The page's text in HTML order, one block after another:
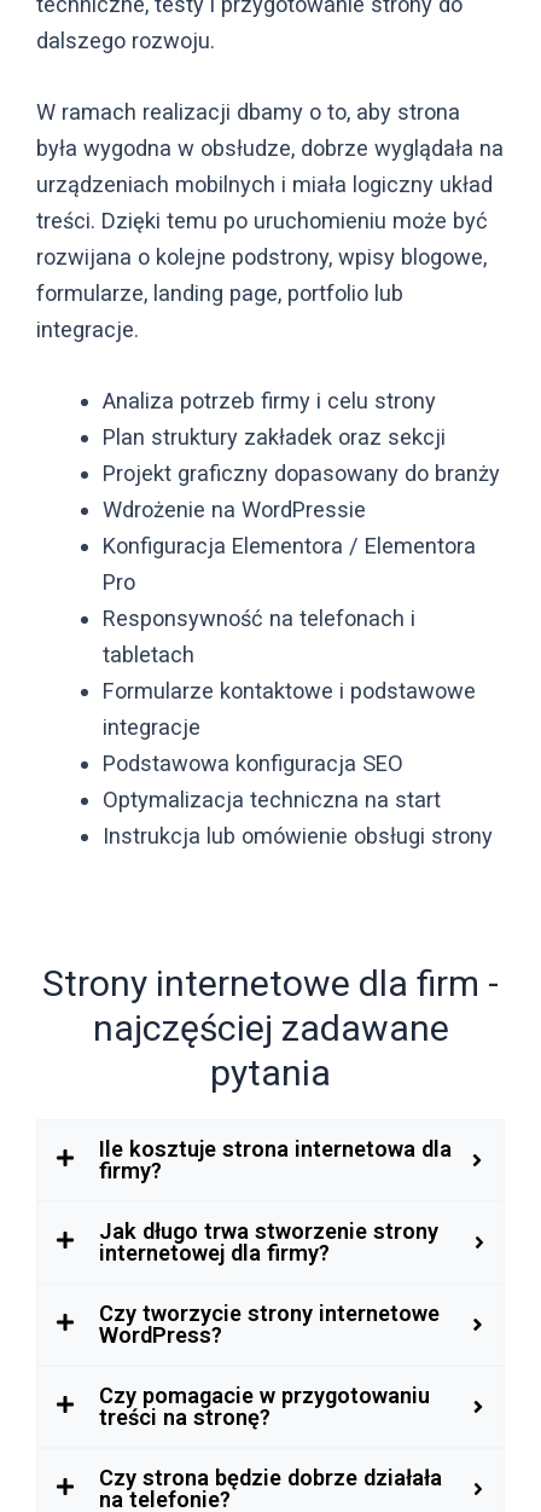
dalszego rozwoju.
W ramach realizacji dbamy o to, aby strona
była wygodna w obsłudze, dobrze wyglądała na
urządzeniach mobilnych i miała logiczny układ
treści. Dzięki temu po uruchomieniu może być
rozwijana o kolejne podstrony, wpisy blogowe,
formularze, landing page, portfolio lub
integracje.
Analiza potrzeb firmy i celu strony
Plan struktury zakładek oraz sekcji
Projekt graficzny dopasowany do branży
Wdrożenie na WordPressie
Konfiguracja Elementora / Elementora
Pro
Responsywność na telefonach i
tabletach
Formularze kontaktowe i podstawowe
integracje
Podstawowa konfiguracja SEO
Optymalizacja techniczna na start
Instrukcja lub omówienie obsługi strony
Strony internetowe dla firm -
najczęściej zadawane
pytania
Ile kosztuje strona internetowa dla
firmy?
Jak długo trwa stworzenie strony
internetowej dla firmy?
Czy tworzycie strony internetowe
WordPress?
Czy pomagacie w przygotowaniu
treści na stronę?
Czy strona będzie dobrze działała
na telefonie?